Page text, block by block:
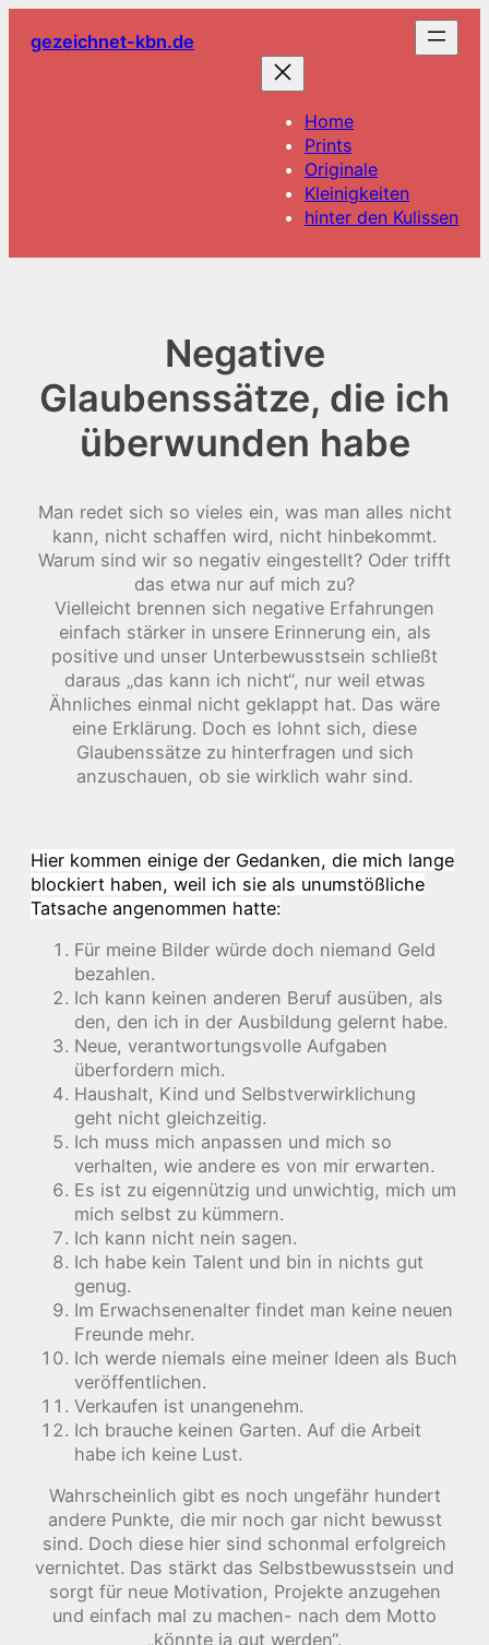
Inhalt
gezeichnet-kbn.de
Home
Prints
Originale
Kleinigkeiten
hinter den Kulissen
Negative
Glaubenssätze, die ich
überwunden habe
Man redet sich so vieles ein, was man alles nicht
kann, nicht schaffen wird, nicht hinbekommt.
Warum sind wir so negativ eingestellt? Oder trifft
das etwa nur auf mich zu?
Vielleicht brennen sich negative Erfahrungen
einfach stärker in unsere Erinnerung ein, als
positive und unser Unterbewusstsein schließt
daraus „das kann ich nicht“, nur weil etwas
Ähnliches einmal nicht geklappt hat. Das wäre
eine Erklärung. Doch es lohnt sich, diese
Glaubenssätze zu hinterfragen und sich
anzuschauen, ob sie wirklich wahr sind.
Hier kommen einige der Gedanken, die mich lange
blockiert haben, weil ich sie als unumstößliche
Tatsache angenommen hatte:
Für meine Bilder würde doch niemand Geld
bezahlen.
Ich kann keinen anderen Beruf ausüben, als
den, den ich in der Ausbildung gelernt habe.
Neue, verantwortungsvolle Aufgaben
überfordern mich.
Haushalt, Kind und Selbstverwirklichung
geht nicht gleichzeitig.
Ich muss mich anpassen und mich so
verhalten, wie andere es von mir erwarten.
Es ist zu eigennützig und unwichtig, mich um
mich selbst zu kümmern.
Ich kann nicht nein sagen.
Ich habe kein Talent und bin in nichts gut
genug.
Im Erwachsenenalter findet man keine neuen
Freunde mehr.
Ich werde niemals eine meiner Ideen als Buch
veröffentlichen.
Verkaufen ist unangenehm.
Ich brauche keinen Garten. Auf die Arbeit
habe ich keine Lust.
Wahrscheinlich gibt es noch ungefähr hundert
andere Punkte, die mir noch gar nicht bewusst
sind. Doch diese hier sind schonmal erfolgreich
vernichtet. Das stärkt das Selbstbewusstsein und
sorgt für neue Motivation, Projekte anzugehen
und einfach mal zu machen- nach dem Motto
„könnte ja gut werden“.